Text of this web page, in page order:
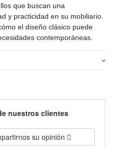
que buscan una
y practicidad en su mobiliario.
el diseño clásico puede
contemporáneas.
nuestros clientes
su opinión